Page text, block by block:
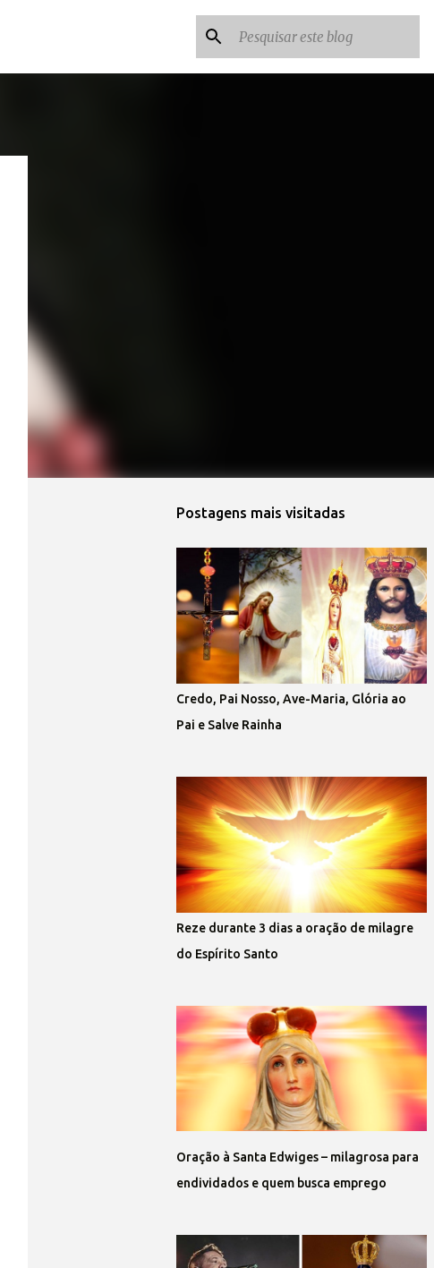
Postagens mais visitadas
Credo, Pai Nosso, Ave-Maria, Glória ao
Pai e Salve Rainha
Reze durante 3 dias a oração de milagre
do Espírito Santo
Oração à Santa Edwiges – milagrosa para
endividados e quem busca emprego